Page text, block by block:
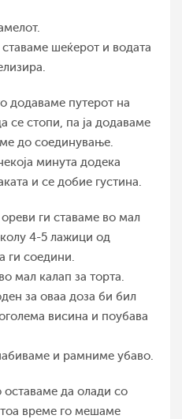
шеќерот и водата
додаваме путерот на
стопи, па ја додаваме
до соединување.
минута додека
и се добие густина.
ги ставаме во мал
4-5 лажици од
ги соедини.
мал калап за торта.
за оваа доза би бил
висина и поубава
и рамниме убаво.
оставаме да олади со
време го мешаме